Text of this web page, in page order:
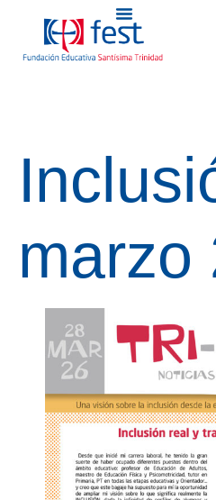
marzo